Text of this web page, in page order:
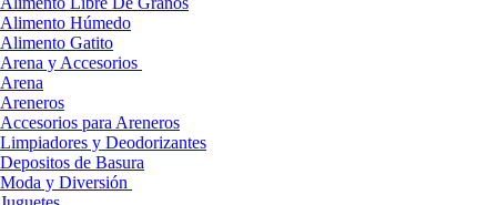
Alimento Húmedo
Alimento Gatito
Arena y Accesorios
Arena
Areneros
Accesorios para Areneros
Limpiadores y Deodorizantes
Depositos de Basura
Moda y Diversión